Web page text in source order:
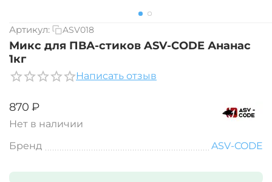
Артикул: ASV018
Микс для ПВА-стиков ASV-CODE Ананас
1кг
Написать отзыв
‍870‍ ₽
Нет в наличии
Бренд
ASV-CODE